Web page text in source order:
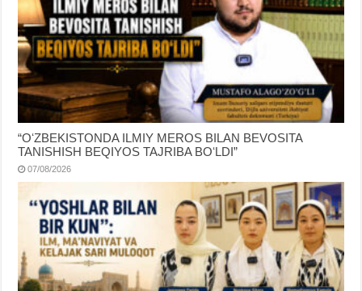
“OʻZBEKISTONDA ILMIY MEROS BILAN BEVOSITA
TANISHISH BEQIYOS TAJRIBA BOʻLDI”
07/08/2026